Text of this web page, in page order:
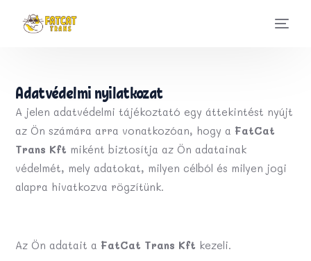
Adatvédelmi nyilatkozat
A jelen adatvédelmi tájékoztató egy áttekintést nyújt
az Ön számára arra vonatkozóan, hogy a FatCat
Trans Kft miként biztosítja az Ön adatainak
védelmét, mely adatokat, milyen célból és milyen jogi
alapra hivatkozva rögzítünk.
Az Ön adatait a FatCat Trans Kft kezeli.